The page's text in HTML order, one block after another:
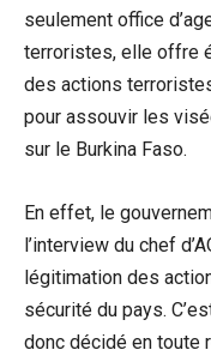
seulement office
terroristes, elle offre
des actions
pour assouvir les
sur le Burkina Faso.
En effet, le
l’interview du chef
légitimation des
sécurité du pays.
donc décidé en toute